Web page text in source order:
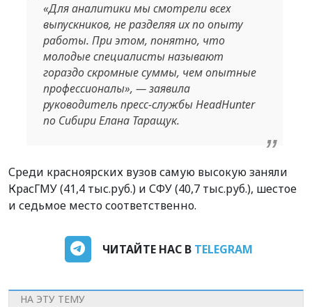
«Для аналитики мы смотрели всех
выпускников, не разделяя их по опыту
работы. При этом, понятно, что
молодые специалисты называют
гораздо скромные суммы, чем опытные
профессионалы», — заявила
руководитель пресс-службы HeadHunter
по Сибири Елана Таращук.
Среди красноярских вузов самую высокую заняли
КрасГМУ (41,4 тыс.руб.) и СФУ (40,7 тыс.руб.), шестое
и седьмое место соответственно.
ЧИТАЙТЕ НАС В TELEGRAM
НА ЭТУ ТЕМУ